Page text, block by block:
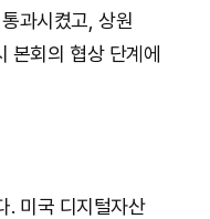
과시켰고, 상원
본회의 협상 단계에
. 미국 디지털자산